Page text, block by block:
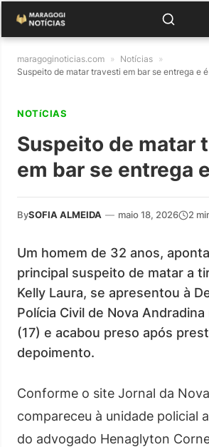
maragoginoticias.com » Notícias »
Suspeito de matar travesti em bar se entrega e
NOTíCIAS
Suspeito de matar
em bar se entrega
BySOFIA ALMEIDA — maio 18, 2026 2
Um homem de 32 anos,
principal suspeito de matar a
Kelly Laura, se apresentou à
Polícia Civil de Nova
(17) e acabou preso após
depoimento.
Conforme o site Jornal da
compareceu à unidade policial
do advogado Henaglyton